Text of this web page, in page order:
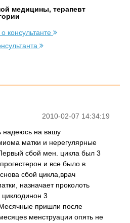
медицины, терапевт
консультанте
2010-02-07 14:34:19
на вашу
матки и нерегулярные
сбой мен. цикла был 3
и все было в
сбой цикла,врач
назначает проколоть
циклодинон 3
пришли после
менструации опять не